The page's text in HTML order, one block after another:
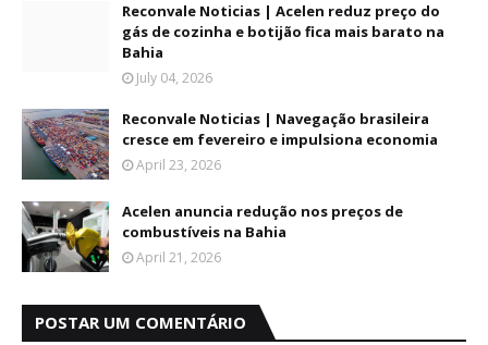
Reconvale Noticias | Acelen reduz preço do
gás de cozinha e botijão fica mais barato na
Bahia
July 04, 2026
Reconvale Noticias | Navegação brasileira
cresce em fevereiro e impulsiona economia
April 23, 2026
Acelen anuncia redução nos preços de
combustíveis na Bahia
April 21, 2026
POSTAR UM COMENTÁRIO